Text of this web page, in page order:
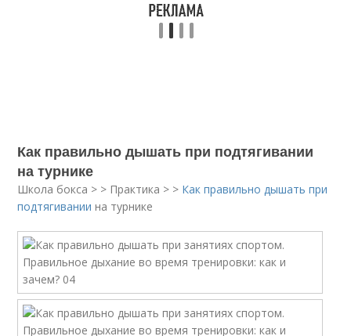
Как правильно дышать при подтягивании
на турнике
Школа бокса > > Практика > > Как правильно дышать при
подтягивании на турнике